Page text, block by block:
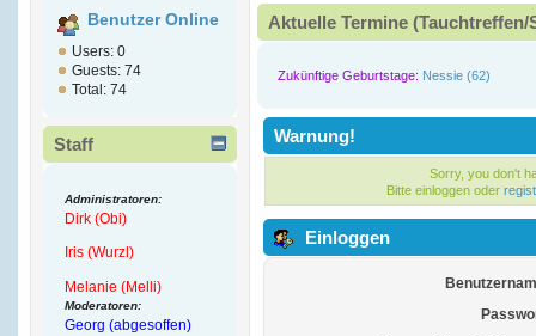
Benutzer Online
Users: 0
Guests: 74
Total: 74
Staff
Administratoren:
Dirk (Obi)
Iris (Wurzl)
Melanie (Melli)
Moderatoren:
Georg (abgesoffen)
Aktuelle Termine
Zukünftige Geburtstage: Nessie (62)
Warnung!
Sorry, you don't
Bitte einloggen oder
Einloggen